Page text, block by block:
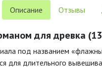
Описание Отзывы
для древка
под названием
для длительного